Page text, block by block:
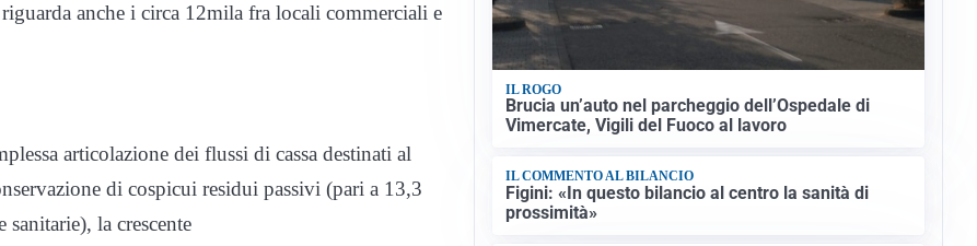
anche i circa 12mila fra locali commerciali e
articolazione dei flussi di cassa destinati al
di cospicui residui passivi (pari a 13,3
la crescente
IL ROGO
Brucia un’auto nel parcheggio dell’Ospedale di
Vimercate, Vigili del Fuoco al lavoro
IL COMMENTO AL BILANCIO
Figini: «In questo bilancio al centro la sanità di
prossimità»